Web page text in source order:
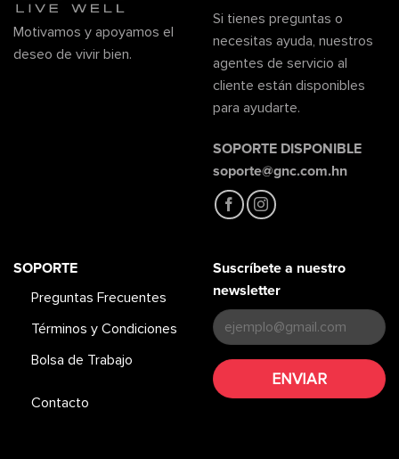
Motivamos y apoyamos el
deseo de vivir bien.
Si tienes preguntas o
necesitas ayuda, nuestros
agentes de servicio al
cliente están disponibles
para ayudarte.
SOPORTE DISPONIBLE
soporte@gnc.com.hn
SOPORTE
Preguntas Frecuentes
Términos y Condiciones
Bolsa de Trabajo
Contacto
Suscríbete a nuestro
newsletter